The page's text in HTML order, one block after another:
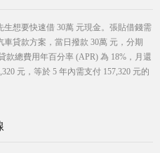
想要快速借 30萬 元現金。張貼借錢需
貸款方案，當日撥款 30萬 元，分期
款總費用年百分率 (APR) 為 18%，月還
元，等於 5 年內需支付 157,320 元的